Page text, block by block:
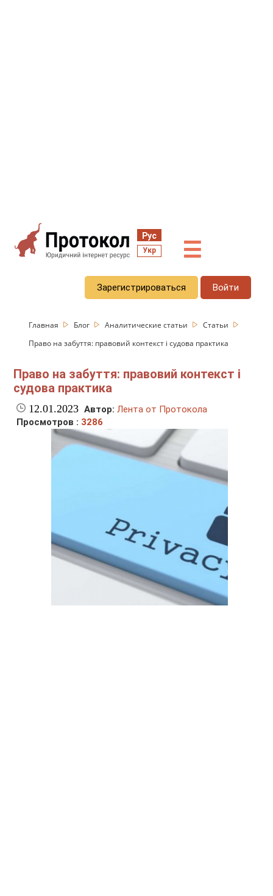
Рус
Укр ☰
Зарегистрироваться Войти
Главная Блог Аналитические статьи
Статьи
Право на забуття: правовий контекст і судова практика
Право на забуття: правовий контекст і
судова практика
12.01.2023 Автор: Лента от Протокола
Просмотров : 3286